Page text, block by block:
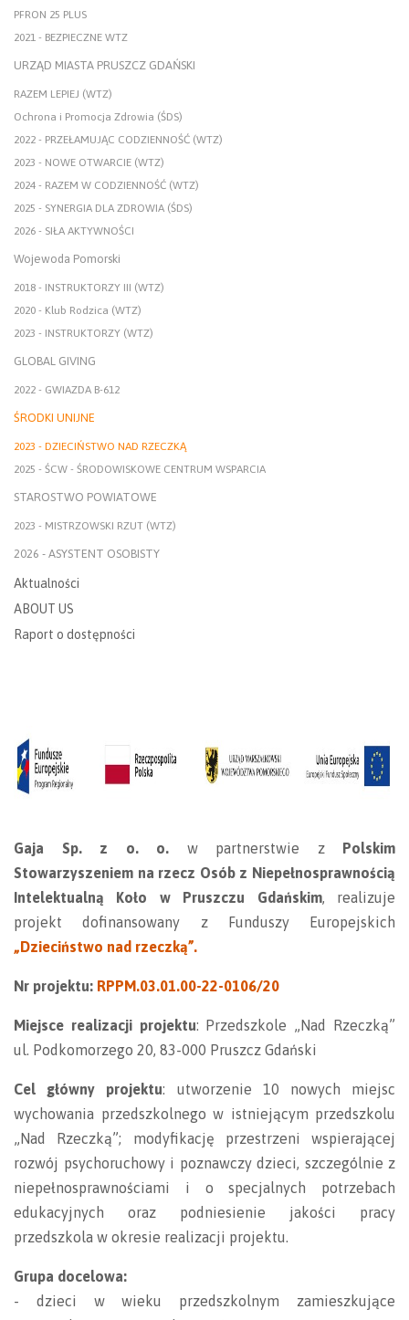
PFRON 25 PLUS
2021 - BEZPIECZNE WTZ
URZĄD MIASTA PRUSZCZ GDAŃSKI
RAZEM LEPIEJ (WTZ)
Ochrona i Promocja Zdrowia (ŚDS)
2022 - PRZEŁAMUJĄC CODZIENNOŚĆ (WTZ)
2023 - NOWE OTWARCIE (WTZ)
2024 - RAZEM W CODZIENNOŚĆ (WTZ)
2025 - SYNERGIA DLA ZDROWIA (ŚDS)
2026 - SIŁA AKTYWNOŚCI
Wojewoda Pomorski
2018 - INSTRUKTORZY III (WTZ)
2020 - Klub Rodzica (WTZ)
2023 - INSTRUKTORZY (WTZ)
GLOBAL GIVING
2022 - GWIAZDA B-612
ŚRODKI UNIJNE
2023 - DZIECIŃSTWO NAD RZECZKĄ
2025 - ŚCW - ŚRODOWISKOWE CENTRUM WSPARCIA
STAROSTWO POWIATOWE
2023 - MISTRZOWSKI RZUT (WTZ)
2026 - ASYSTENT OSOBISTY
Aktualności
ABOUT US
Raport o dostępności
Gaja Sp. z o. o. w partnerstwie z
Polskim
Stowarzyszeniem na rzecz Osób z Niepełnosprawnością
Intelektualną Koło w Pruszczu Gdańskim, realizuje
projekt dofinansowany z Funduszy Europejskich
„Dzieciństwo nad rzeczką”.
Nr projektu: RPPM.03.01.00-22-0106/20
Miejsce realizacji projektu: Przedszkole „Nad Rzeczką”
ul. Podkomorzego 20, 83-000 Pruszcz Gdański
Cel główny projektu: utworzenie 10 nowych miejsc
wychowania przedszkolnego w istniejącym przedszkolu
„Nad Rzeczką”; modyfikację przestrzeni wspierającej
rozwój psychoruchowy i poznawczy dzieci, szczególnie z
niepełnosprawnościami i o specjalnych potrzebach
edukacyjnych oraz podniesienie jakości pracy
przedszkola w okresie realizacji projektu.
Grupa docelowa:
- dzieci w wieku przedszkolnym zamieszkujące